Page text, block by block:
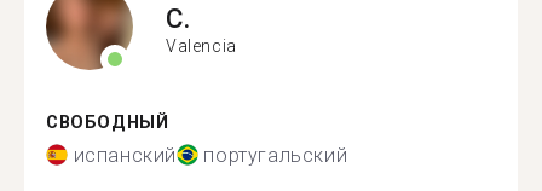
C.
Valencia
СВОБОДНЫЙ
испанский португальский